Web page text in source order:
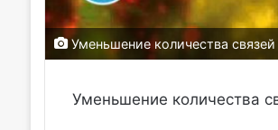
Уменьшение количества
Уменьшение количества